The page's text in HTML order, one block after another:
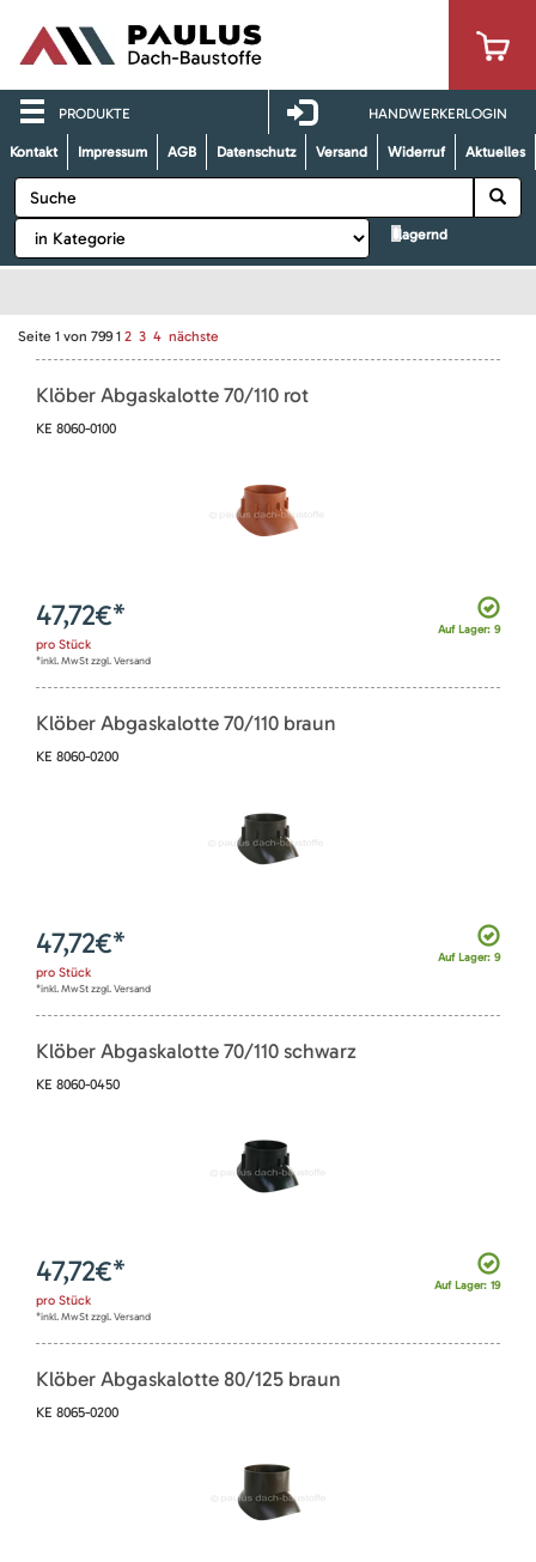
PRODUKTE HANDWERKERLOGIN
Kontakt Impressum AGB Datenschutz Versand Widerruf Aktuelles
lagernd
Seite 1 von 799 1 2 3 4 nächste
Klöber Abgaskalotte 70/110 rot
KE 8060-0100
Auf Lager: 9
47,72€*
pro Stück
*inkl. MwSt zzgl. Versand
Klöber Abgaskalotte 70/110 braun
KE 8060-0200
Auf Lager: 9
47,72€*
pro Stück
*inkl. MwSt zzgl. Versand
Klöber Abgaskalotte 70/110 schwarz
KE 8060-0450
Auf Lager: 19
47,72€*
pro Stück
*inkl. MwSt zzgl. Versand
Klöber Abgaskalotte 80/125 braun
KE 8065-0200